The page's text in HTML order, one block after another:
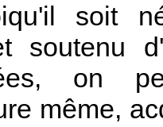
soit
soutenu
on
même,